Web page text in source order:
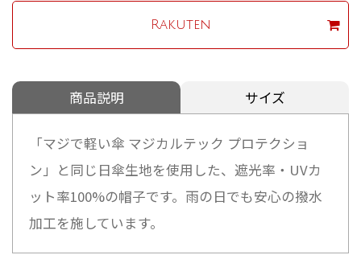
Rakuten
商品説明 サイズ
「マジで軽い傘 マジカルテック プロテクショ
ン」と同じ日傘生地を使用した、遮光率・UVカ
ット率100%の帽子です。雨の日でも安心の撥水
加工を施しています。